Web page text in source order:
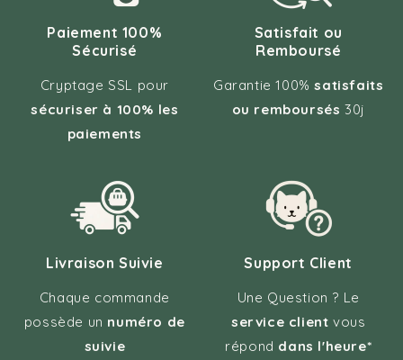
Paiement 100%
Sécurisé
Cryptage SSL pour
sécuriser à 100% les
paiements
Satisfait ou
Remboursé
Garantie 100%satisfaits
ou remboursés 30j
Livraison Suivie
Chaque commande
possède un numéro de
suivie
Support Client
Une Question ? Le
service client vous
répond dans l'heure*